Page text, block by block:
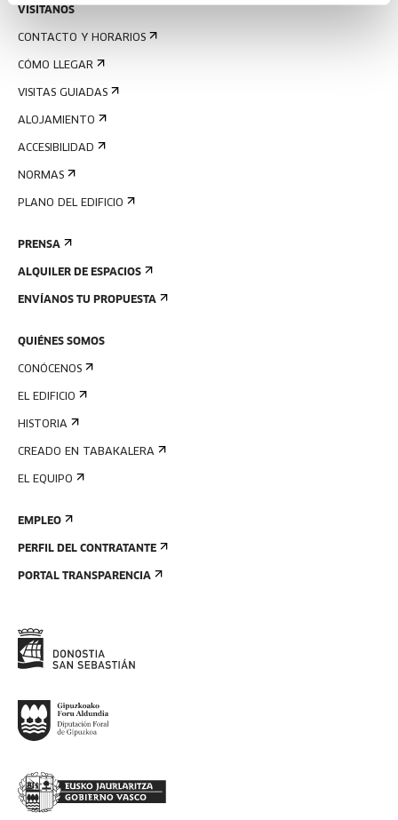
VISÍTANOS
CONTACTO Y HORARIOS
CÓMO LLEGAR
VISITAS GUIADAS
ALOJAMIENTO
ACCESIBILIDAD
NORMAS
PLANO DEL EDIFICIO
PRENSA
ALQUILER DE ESPACIOS
ENVÍANOS TU PROPUESTA
QUIÉNES SOMOS
CONÓCENOS
EL EDIFICIO
HISTORIA
CREADO EN TABAKALERA
EL EQUIPO
EMPLEO
PERFIL DEL CONTRATANTE
PORTAL TRANSPARENCIA